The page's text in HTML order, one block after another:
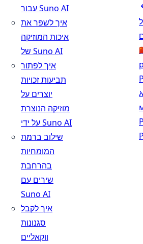
עבור Suno AI
איך לשפר את
איכות המוזיקה
של Suno AI
איך לפתור
תביעות זכויות
יוצרים על
מוזיקה הנוצרת
על ידי Suno AI
שילוב ברמת
המומחיות
בהרחבת
שירים עם
Suno AI
איך לקבל
סגנונות
ווקאליים